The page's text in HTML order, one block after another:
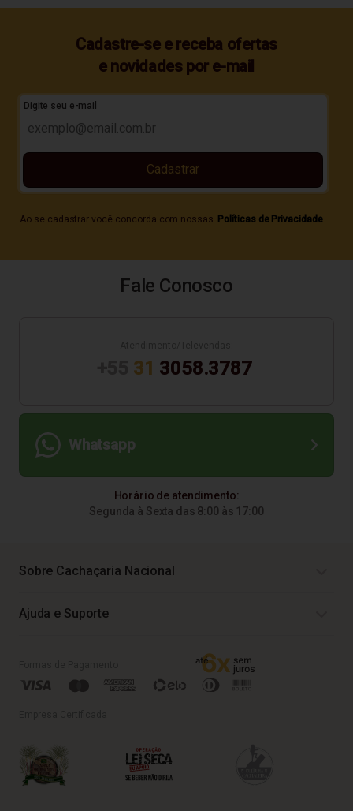
Cadastre-se e receba ofertas
e novidades por e-mail
Digite seu e-mail
Ao se cadastrar você concorda com nossas Políticas de Privacidade
Cadastrar
Fale Conosco
31 3058.3787
Whatsapp
Horário de atendimento:
Segunda à Sexta das 8:00 às 17:00
Sobre Cachaçaria Nacional
Ajuda e Suporte